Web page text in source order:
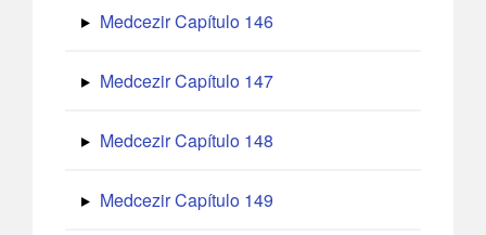
Medcezir Capítulo 146
Medcezir Capítulo 147
Medcezir Capítulo 148
Medcezir Capítulo 149